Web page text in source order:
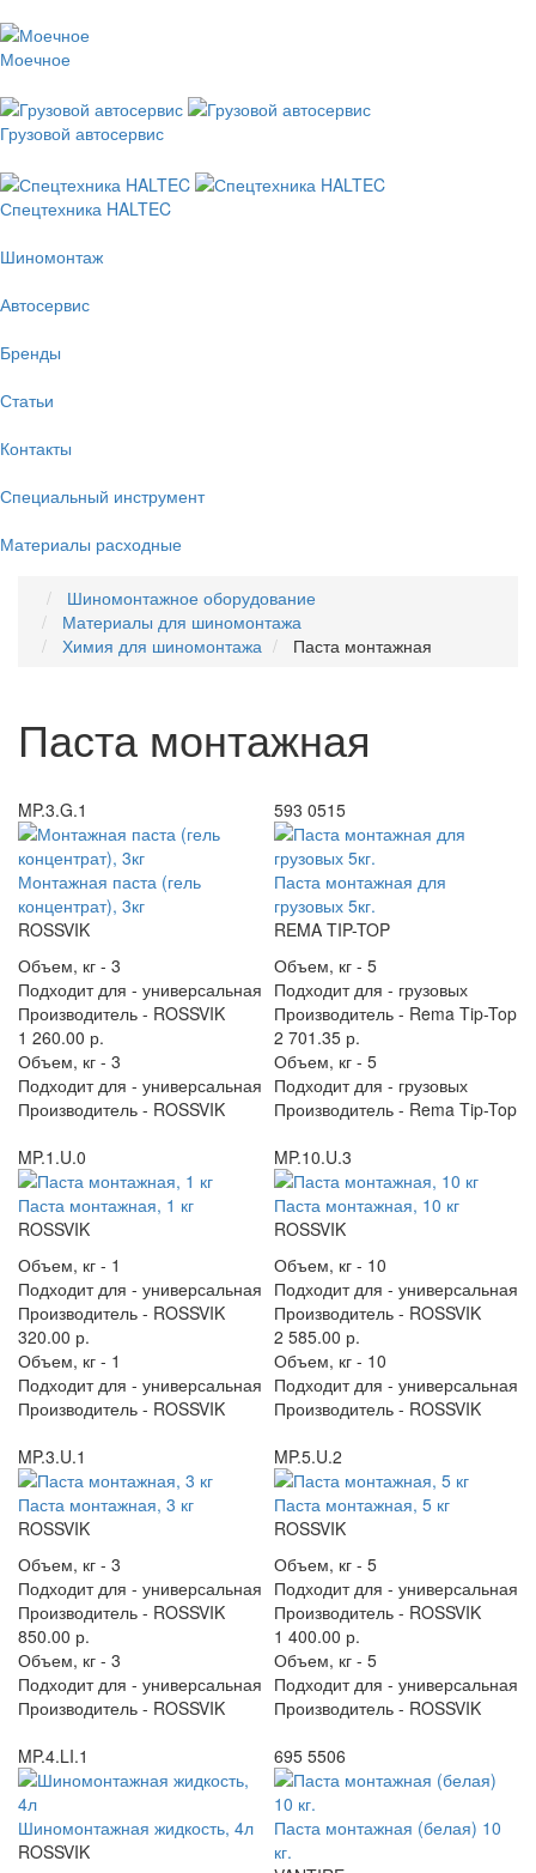
Моечное
Грузовой автосервис
Спецтехника HALTEC
Шиномонтаж
Автосервис
Бренды
Статьи
Контакты
Специальный инструмент
Материалы расходные
Шиномонтажное оборудование
Материалы для шиномонтажа
Химия для шиномонтажа
Паста монтажная
Паста монтажная
MP.3.G.1
Монтажная паста (гель
концентрат), 3кг
ROSSVIK
Объем, кг - 3
Подходит для - универсальная
Производитель - ROSSVIK
1 260.00 р.
Объем, кг - 3
Подходит для - универсальная
Производитель - ROSSVIK
593 0515
Паста монтажная для
грузовых 5кг.
REMA TIP-TOP
Объем, кг - 5
Подходит для - грузовых
Производитель - Rema Tip-Top
2 701.35 р.
Объем, кг - 5
Подходит для - грузовых
Производитель - Rema Tip-Top
MP.1.U.0
Паста монтажная, 1 кг
ROSSVIK
Объем, кг - 1
Подходит для - универсальная
Производитель - ROSSVIK
320.00 р.
Объем, кг - 1
Подходит для - универсальная
Производитель - ROSSVIK
MP.10.U.3
Паста монтажная, 10 кг
ROSSVIK
Объем, кг - 10
Подходит для - универсальная
Производитель - ROSSVIK
2 585.00 р.
Объем, кг - 10
Подходит для - универсальная
Производитель - ROSSVIK
MP.3.U.1
Паста монтажная, 3 кг
ROSSVIK
Объем, кг - 3
Подходит для - универсальная
Производитель - ROSSVIK
850.00 р.
Объем, кг - 3
Подходит для - универсальная
Производитель - ROSSVIK
MP.5.U.2
Паста монтажная, 5 кг
ROSSVIK
Объем, кг - 5
Подходит для - универсальная
Производитель - ROSSVIK
1 400.00 р.
Объем, кг - 5
Подходит для - универсальная
Производитель - ROSSVIK
MP.4.LI.1
Шиномонтажная жидкость, 4л
ROSSVIK
695 5506
Паста монтажная (белая) 10
кг.